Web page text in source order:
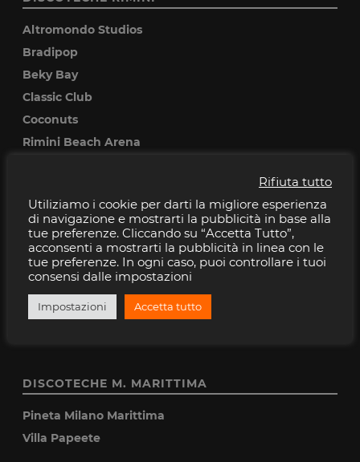
Altromondo Studios
Bradipop
Beky Bay
Classic Club
Coconuts
Rimini Beach Arena
Baia Imperiale
Cocoricò
Pascia
Peter pan
Villa delle Rose
DISCOTECHE M. MARITTIMA
Pineta Milano Marittima
Villa Papeete
Rifiuta tutto
Utiliziamo i cookie per darti la migliore esperienza
di navigazione e mostrarti la pubblicità in base alla
tue preferenze. Cliccando su “Accetta Tutto”,
acconsenti a mostrarti la pubblicità in linea con le
tue preferenze. In ogni caso, puoi controllare i tuoi
consensi dalle impostazioni
Impostazioni Accetta tutto